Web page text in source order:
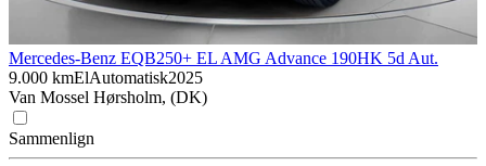
Mercedes-Benz EQB250+ EL AMG Advance 190HK 5d Aut.
9.000 kmElAutomatisk2025
Van Mossel Hørsholm, (DK)
Sammenlign